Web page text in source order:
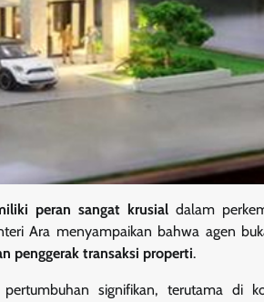
peran sangat krusialdalam
Ara menyampaikan bahwa agen
penggerak transaksi properti.
signifikan, terutama di